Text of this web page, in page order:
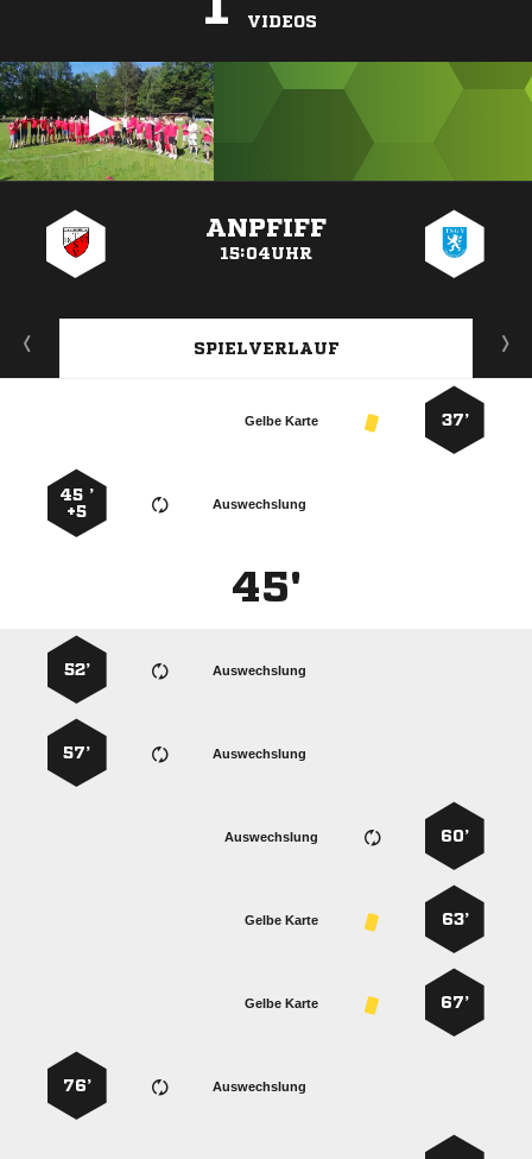
VIDEOS
ANPFIFF
15:04UHR
SPIELVERLAUF
37’
Gelbe Karte
Auswechslung
45 ’
+5
45'
Auswechslung
52’
Auswechslung
57’
60’
Auswechslung
63’
Gelbe Karte
67’
Gelbe Karte
Auswechslung
76’